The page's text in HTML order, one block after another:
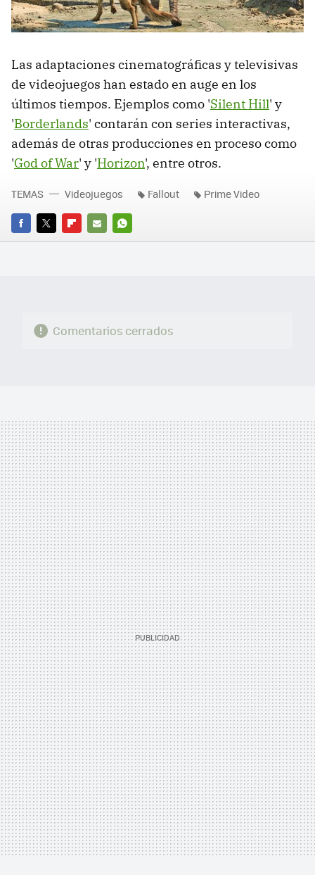
Las adaptaciones cinematográficas y televisivas
de videojuegos han estado en auge en los
últimos tiempos. Ejemplos como 'Silent Hill' y
'Borderlands' contarán con series interactivas,
además de otras producciones en proceso como
'God of War' y 'Horizon', entre otros.
FACEBOOK
TWITTERFLIPBOARD
E-
WHATSAPP
TEMAS Videojuegos Fallout Prime Video
Comentarios cerrados